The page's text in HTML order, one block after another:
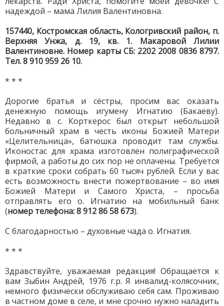
надеждой – мама Лилия Валентиновна.
157440, Костромская область, Кологривский район, п.
Верхняя Унжа, д. 19, кв. 1. Макаровой Лилии
Валентиновне. Номер карты СБ: 2202 2008 0836 8797.
Тел. 8 910 959 26 10.
* * *
Дорогие братья и сёстры, просим вас оказать
денежную помощь игумену Игнатию (Бакаеву).
Недавно в с. Корткерос был открыт небольшой
больничный храм в честь иконы Божией Матери
«Целительница», батюшка проводит там службы.
Иконостас для храма изготовлен полиграфической
фирмой, а работы до сих пор не оплачены. Требуется
в краткие сроки собрать 60 тысяч рублей. Если у вас
есть возможность внести пожертвование – во имя
Божией Матери и Самого Христа, – просьба
отправлять его о. Игнатию на мобильный банк
(номер телефона: 8 912 86 58 673).
С благодарностью – духовные чада о. Игнатия.
* * *
Здравствуйте, уважаемая редакция! Обращается к
вам Зыбин Андрей, 1976 г.р. Я инвалид-колясочник,
немного физически обслуживаю себя сам. Проживаю
в частном доме в селе, и мне срочно нужно наладить